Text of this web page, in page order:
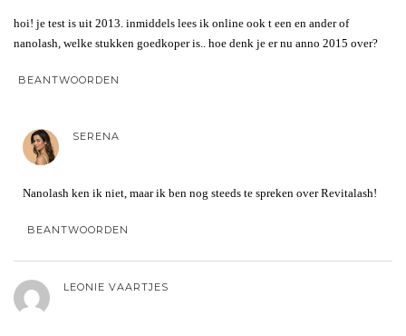
hoi! je test is uit 2013. inmiddels lees ik online ook t een en ander of
nanolash, welke stukken goedkoper is.. hoe denk je er nu anno 2015 over?
BEANTWOORDEN
SERENA
Nanolash ken ik niet, maar ik ben nog steeds te spreken over Revitalash!
BEANTWOORDEN
LEONIE VAARTJES